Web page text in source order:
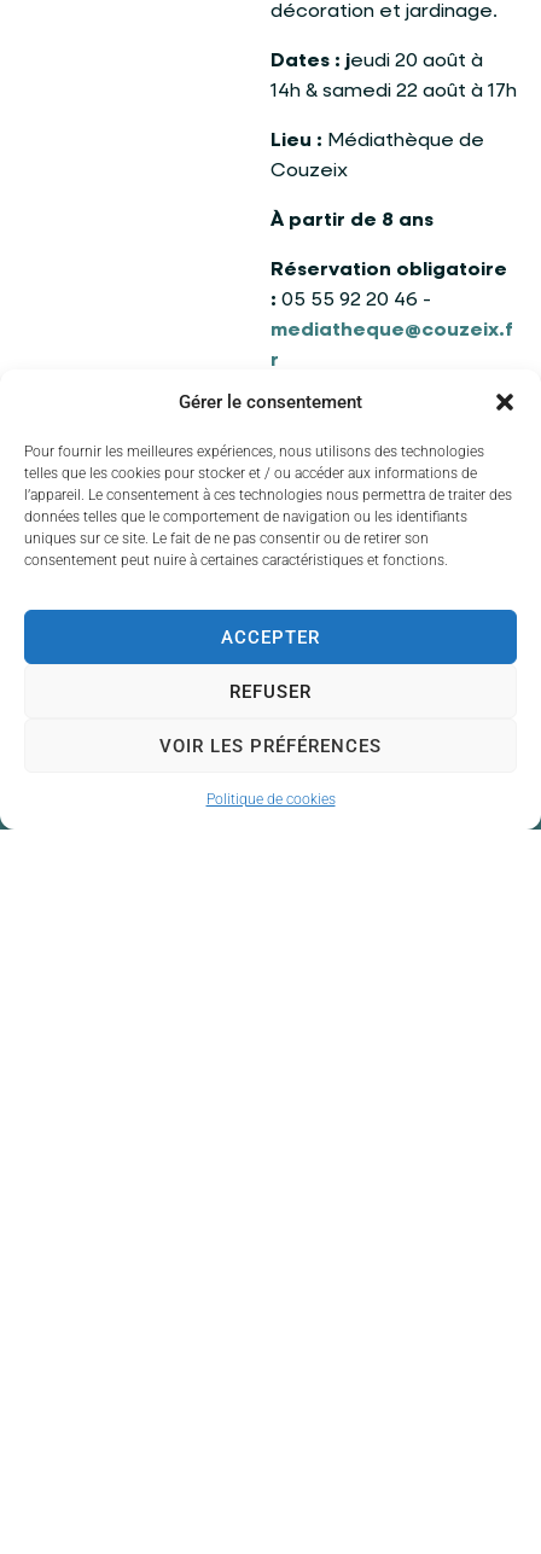
Gérer le consentement
Pour fournir les meilleures expériences, nous utilisons des technologies
telles que les cookies pour stocker et / ou accéder aux informations de
l’appareil. Le consentement à ces technologies nous permettra de traiter des
données telles que le comportement de navigation ou les identifiants
uniques sur ce site. Le fait de ne pas consentir ou de retirer son
consentement peut nuire à certaines caractéristiques et fonctions.
ACCEPTER
REFUSER
VOIR LES PRÉFÉRENCES
Politique de cookies
décoration et jardinage.
Dates : jeudi 20 août à
14h & samedi 22 août à 17h
Lieu : Médiathèque de
Couzeix
À partir de 8 ans
Réservation obligatoire
: 05 55 92 20 46 -
mediatheque@couzeix.f
r
Une belle occasion de
de repartir avec une jolie
plante pour apporter une
touche de verdure à la
maison !